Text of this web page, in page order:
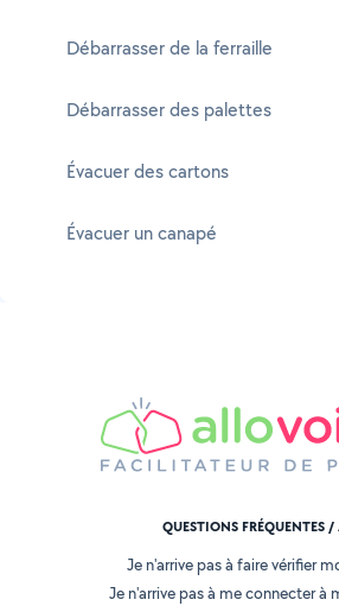
Débarrasser de la ferraille
Débarrasser des palettes
Évacuer des cartons
Évacuer un canapé
QUESTIONS FRÉQUENTES
Je n'arrive pas à faire vérifier
Je n'arrive pas à me connecter à